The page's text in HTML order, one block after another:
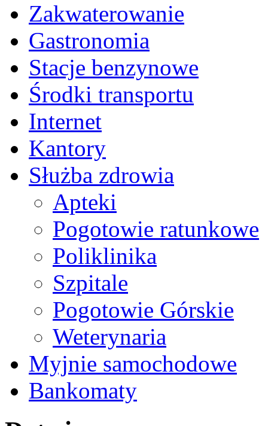
Zakwaterowanie
Gastronomia
Stacje benzynowe
Środki transportu
Internet
Kantory
Służba zdrowia
Apteki
Pogotowie ratunkowe
Poliklinika
Szpitale
Pogotowie Górskie
Weterynaria
Myjnie samochodowe
Bankomaty